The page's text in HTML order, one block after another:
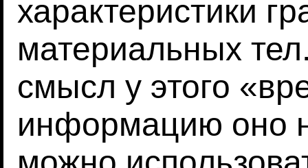
характеристики
материальных
смысл у этого
информацию оно